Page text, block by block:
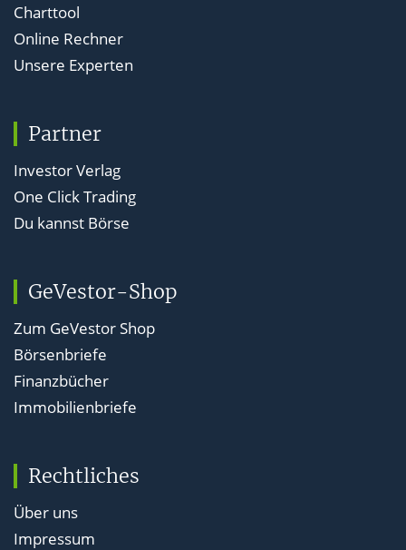
Charttool
Online Rechner
Unsere Experten
Partner
Investor Verlag
One Click Trading
Du kannst Börse
GeVestor-Shop
Zum GeVestor Shop
Börsenbriefe
Finanzbücher
Immobilienbriefe
Rechtliches
Über uns
Impressum